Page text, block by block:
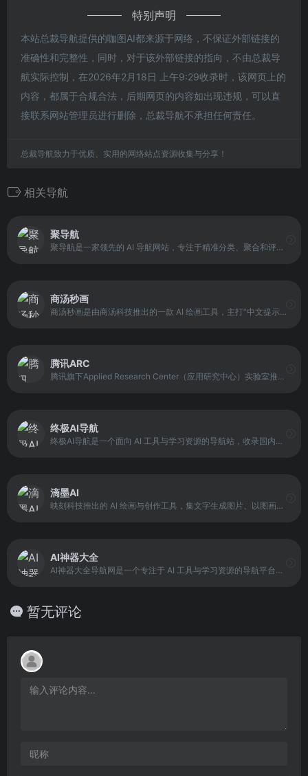
特别声明
本站总裁导航提供的咖图AI都来源于网络，不保证外部链接的
准确性和完整性，同时，对于该外部链接的指向，不由总裁导
航实际控制，在2026年2月18日 上午9:29收录时，该网页上的
内容，都属于合规合法，后期网页的内容如出现违规，可以直
接联系网站管理员进行删除，总裁导航不承担任何责任。
总裁导航致力于优质、实用的网络站点资源收集与分享！
相关导航
聚导航
聚导航是一家领先的 AI 导航网站，专注于精准分类、聚合和评测每日更新的全球 AI 工具、AI 网站、AI 模型与应用。平台覆盖多种 AI 领域，包括智能写作、AI 绘画、开发工具、ChatGPT 替代品等，帮助用户快速定位并直达目标工具。
商汤秒画
商汤秒画是由商汤科技推出的一款 AI 绘画工具，主打“中文提示词输入”和快速生成体验。用户只需输入自然语言描述，即可生成对应风格的图像作品。平台支持多种常见视觉风格，包括摄影、可爱风、精致插画、赛博朋克、电影感画面等，适用于二次元、写实向人物以及多种创作方向，帮助用户在不具备专业绘画技能的情况下完成视觉内容创作。
腾讯ARC
腾讯旗下Applied Research Center（应用研究中心）实验室推出的AI图像处理平台，专注于图像和视频的智能分析与优化。它利用深度学习算法对图像内容进行精细处理，支持人像修复、抠图、动漫增强、物体识别及多模态数据理解与生成。
终极AI导航
终极AI导航是一个面向 AI 工具与学习资源的导航站，收录国内数百个 AI 工具与相关网站。平台覆盖 AI 写作、AI 绘画、AI 作图、AI 视频制作、AI 音频、AI 辅助编程、AI 设计、AI 对话聊天等工具类别，并整合 AI 学习开发的常用网站、框架与模型入口。
滴墨AI
映刻科技推出的 AI 绘画与创作工具，集文字生成图片、以图画图、线稿上色和姿势控制于一体。用户可通过文字描述或上传图像生成专业级视觉作品，并可选择不同风格模型进行创作。
AI神器大全
AI神器大全导航网是一个专注于 AI 工具与学习资源的导航平台，收录国内外 5000+ 优质 AI 工具，并按用途分类展示。平台覆盖 AI 对话聊天、绘画设计、视频制作、写作办公、编程开发等多种工具类型，同时提供 AI 资讯、教程与技巧内容，帮助用户在使用工具的过程中获得学习支持。
暂无评论